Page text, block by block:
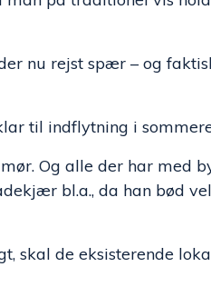
nu rejst spær – og
til indflytning i
Og alle der har med
bl.a., da han bød
skal de eksisterende